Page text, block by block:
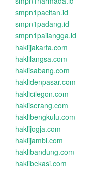
smpn1pacitan.id
smpn1padang.id
smpn1pailangga.id
haklijakarta.com
haklilangsa.com
haklisabang.com
haklidenpasar.com
haklicilegon.com
hakliserang.com
haklibengkulu.com
haklijogja.com
haklijambi.com
haklibandung.com
haklibekasi.com